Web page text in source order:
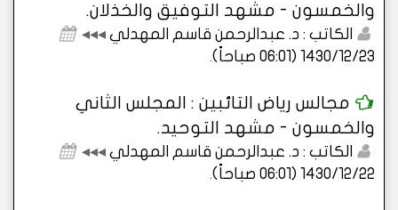
والخمسون - مشهد التوفيق والخذلان.
الكاتب : د. عبدالرحمن قاسم المهدلي ◂◂◂
1430/12/23 (06:01 صباحاً)
.
مجالس رياض التائبين : المجلس الثاني
والخمسون - مشهد التوحيد.
الكاتب : د. عبدالرحمن قاسم المهدلي ◂◂◂
1430/12/22 (06:01 صباحاً)
.